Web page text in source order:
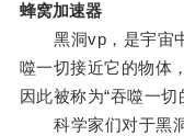
蜂窝加速器
黑洞vp，是宇宙中
噬一切接近它的物体
因此被称为“吞噬一切
科学家们对于黑洞